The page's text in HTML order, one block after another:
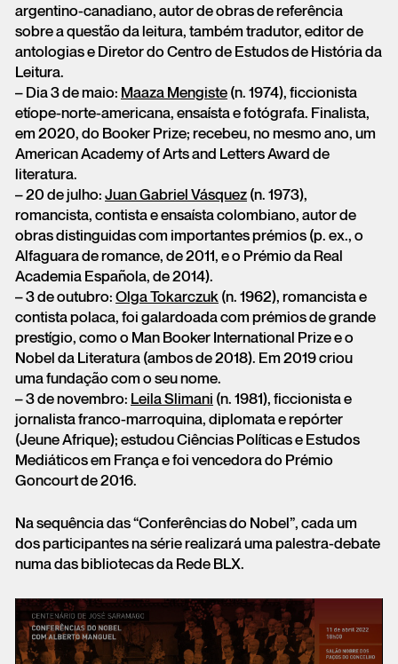
argentino-canadiano, autor de obras de referência
sobre a questão da leitura, também tradutor, editor de
antologias e Diretor do Centro de Estudos de História da
Leitura.
– Dia 3 de maio: Maaza Mengiste (n. 1974), ficcionista
etíope-norte-americana, ensaísta e fotógrafa. Finalista,
em 2020, do Booker Prize; recebeu, no mesmo ano, um
American Academy of Arts and Letters Award de
literatura.
– 20 de julho: Juan Gabriel Vásquez (n. 1973),
romancista, contista e ensaísta colombiano, autor de
obras distinguidas com importantes prémios (p. ex., o
Alfaguara de romance, de 2011, e o Prémio da Real
Academia Española, de 2014).
– 3 de outubro: Olga Tokarczuk (n. 1962), romancista e
contista polaca, foi galardoada com prémios de grande
prestígio, como o Man Booker International Prize e o
Nobel da Literatura (ambos de 2018). Em 2019 criou
uma fundação com o seu nome.
– 3 de novembro: Leila Slimani (n. 1981), ficcionista e
jornalista franco-marroquina, diplomata e repórter
(Jeune Afrique); estudou Ciências Políticas e Estudos
Mediáticos em França e foi vencedora do Prémio
Goncourt de 2016.
Na sequência das “Conferências do Nobel”, cada um
dos participantes na série realizará uma palestra-debate
numa das bibliotecas da Rede BLX.